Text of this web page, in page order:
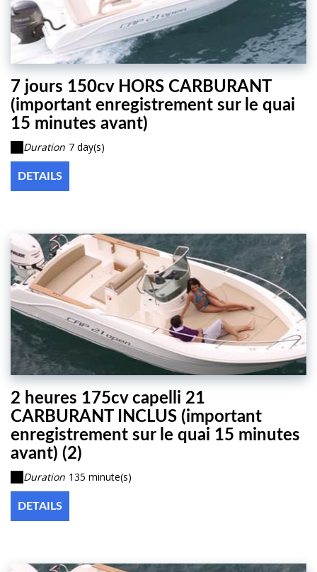
7 jours 150cv HORS CARBURANT
(important enregistrement sur le quai
15 minutes avant)
Duration 7 day(s)
DETAILS
2 heures 175cv capelli 21
CARBURANT INCLUS (important
enregistrement sur le quai 15 minutes
avant) (2)
Duration 135 minute(s)
DETAILS